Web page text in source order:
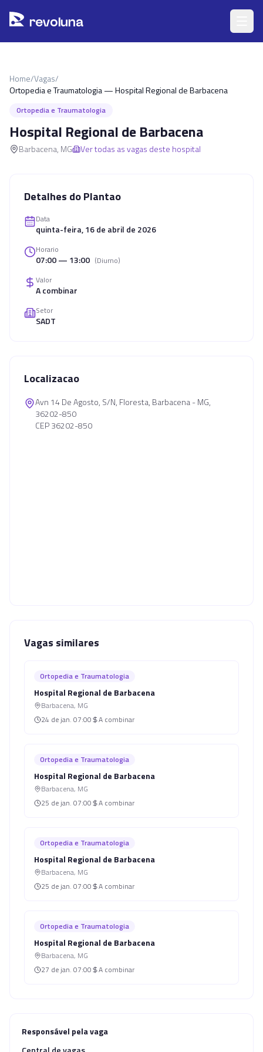
revoluna
Home/Vagas/
Ortopedia e Traumatologia — Hospital Regional de Barbacena
Ortopedia e Traumatologia
Hospital Regional de Barbacena
Barbacena, MG Ver todas as vagas deste hospital
Detalhes do Plantao
Data
quinta-feira, 16 de abril de 2026
Horario
07:00 — 13:00 (Diurno)
Valor
A combinar
Setor
SADT
Localizacao
Avn 14 De Agosto, S/N, Floresta, Barbacena - MG,
36202-850
CEP 36202-850
Vagas similares
Ortopedia e Traumatologia
Hospital Regional de Barbacena
Barbacena, MG
24 de jan. 07:00 A combinar
Ortopedia e Traumatologia
Hospital Regional de Barbacena
Barbacena, MG
25 de jan. 07:00 A combinar
Ortopedia e Traumatologia
Hospital Regional de Barbacena
Barbacena, MG
25 de jan. 07:00 A combinar
Ortopedia e Traumatologia
Hospital Regional de Barbacena
Barbacena, MG
27 de jan. 07:00 A combinar
Responsável pela vaga